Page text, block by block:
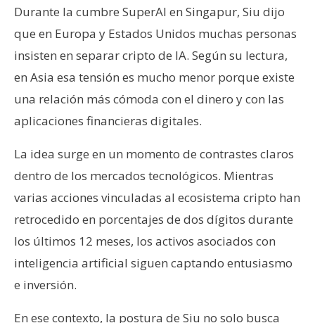
C
n
t
a
c
o
u
b
l
i
i
Durante la cumbre SuperAI en Singapur, Siu dijo
que en Europa y Estados Unidos muchas personas
insisten en separar cripto de IA. Según su lectura,
en Asia esa tensión es mucho menor porque existe
una relación más cómoda con el dinero y con las
aplicaciones financieras digitales.
La idea surge en un momento de contrastes claros
dentro de los mercados tecnológicos. Mientras
varias acciones vinculadas al ecosistema cripto han
retrocedido en porcentajes de dos dígitos durante
los últimos 12 meses, los activos asociados con
inteligencia artificial siguen captando entusiasmo
e inversión.
En ese contexto, la postura de Siu no solo busca